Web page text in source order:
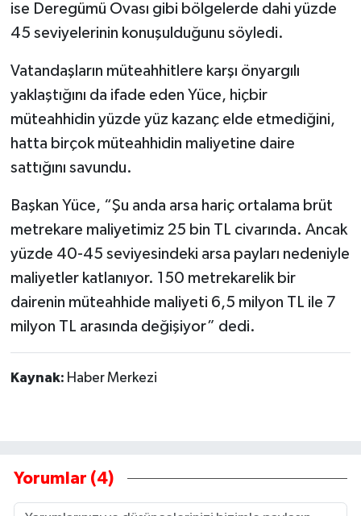
ise Deregümü Ovası gibi bölgelerde dahi yüzde
45 seviyelerinin konuşulduğunu söyledi.
Vatandaşların müteahhitlere karşı önyargılı
yaklaştığını da ifade eden Yüce, hiçbir
müteahhidin yüzde yüz kazanç elde etmediğini,
hatta birçok müteahhidin maliyetine daire
sattığını savundu.
Başkan Yüce, “Şu anda arsa hariç ortalama brüt
metrekare maliyetimiz 25 bin TL civarında. Ancak
yüzde 40-45 seviyesindeki arsa payları nedeniyle
maliyetler katlanıyor. 150 metrekarelik bir
dairenin müteahhide maliyeti 6,5 milyon TL ile 7
milyon TL arasında değişiyor” dedi.
Kaynak: Haber Merkezi
Yorumlar (4)